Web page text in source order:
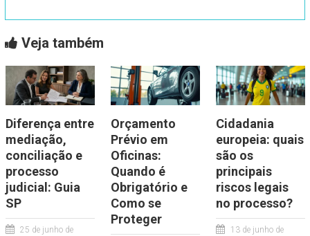
Veja também
Diferença entre
mediação,
conciliação e
processo
judicial: Guia
SP
25 de junho de
Orçamento
Prévio em
Oficinas:
Quando é
Obrigatório e
Como se
Proteger
Cidadania
europeia: quais
são os
principais
riscos legais
no processo?
13 de junho de